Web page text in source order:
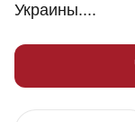
Украины....